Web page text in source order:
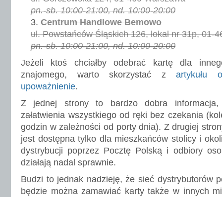
pn.-sb. 10:00-21:00, nd. 10:00-20:00
Centrum Handlowe Bemowo
ul. Powstańców Śląskich 126, lokal nr 31p, 01-
pn.-sb. 10:00-21:00, nd. 10:00-20:00
Jeżeli ktoś chciałby odebrać kartę dla
znajomego, warto skorzystać z artykułu
upoważnienie.
Z jednej strony to bardzo dobra
załatwienia wszystkiego od ręki bez czekania
godzin w zależności od porty dnia). Z drugiej
jest dostępna tylko dla mieszkańców stolicy i
dystrybucji poprzez Pocztę Polską i odbiory
działają nadal sprawnie.
Budzi to jednak nadzieję, że sieć dystrybutorów
będzie można zamawiać karty także w innych